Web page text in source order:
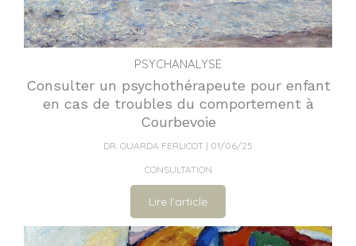
PSYCHANALYSE
Consulter un psychothérapeute pour enfant
en cas de troubles du comportement à
Courbevoie
DR. OUARDA FERLICOT
01/06/25
CONSULTATION
Lire l'article